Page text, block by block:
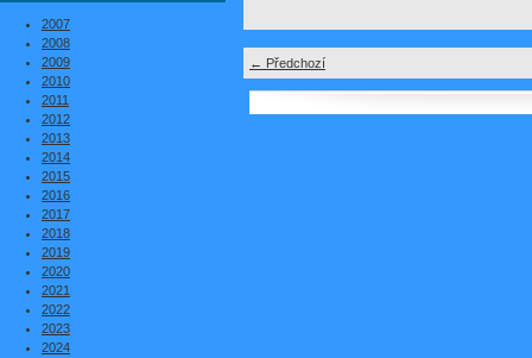
← Předchozí
2007
2008
2009
2010
2011
2012
2013
2014
2015
2016
2017
2018
2019
2020
2021
2022
2023
2024